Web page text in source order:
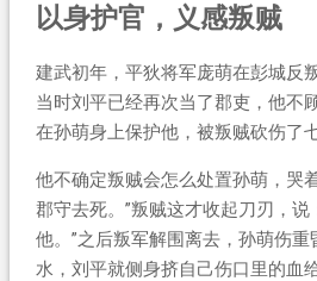
以身护官，义感叛贼
建武初年，平狄将军庞萌在彭城反
当时刘平已经再次当了郡吏，他不
在孙萌身上保护他，被叛贼砍伤了七
他不确定叛贼会怎么处置孙萌，哭
郡守去死。”叛贼这才收起刀刃，说
他。”之后叛军解围离去，孙萌伤
水，刘平就侧身挤自己伤口里的血给